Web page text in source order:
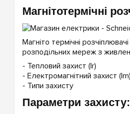
Магнітотермічні
Магніто термічні
розподільних мереж з
- Тепловий захист (Ir)
- Електромагнітний захист (Im)
- Типи захисту
Параметри захисту: